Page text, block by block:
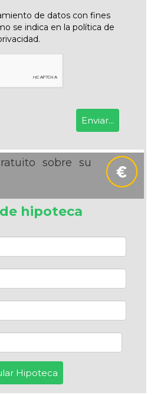
de datos con fines
se indica en la política de
sobre su
hipoteca